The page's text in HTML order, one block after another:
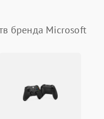
₽ Подробнее →
бренда Microsoft